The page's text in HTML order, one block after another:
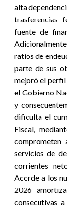
alta
trasferencias
fuente de
ratios de
parte de sus
mejoró el perfil
el Gobierno
y
dificulta el
Fiscal,
comprometen
servicios de
corrientes
Acorde a los
2026
consecutivas